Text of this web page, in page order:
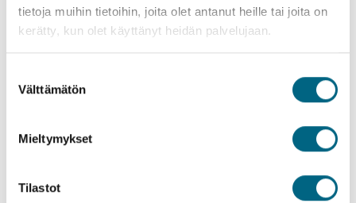
tietoja muihin tietoihin, joita olet antanut heille tai joita on
kerätty, kun olet käyttänyt heidän palvelujaan.
valinta
Välttämätön
Mieltymykset
Tilastot
Kristinan laatutakuu
Tarinakirjanen
Yritystietoa